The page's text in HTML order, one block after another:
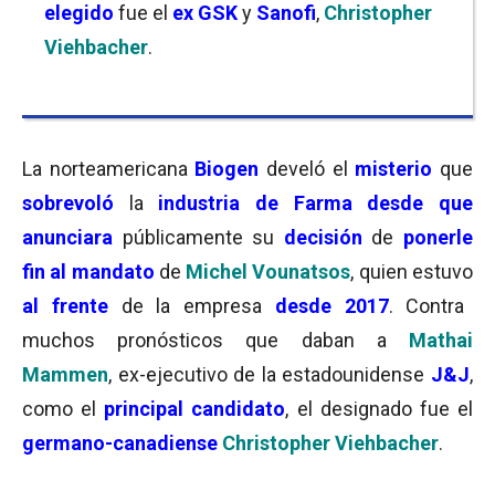
elegido fue el ex GSKy Sanofi, Christopher
Viehbacher.
La norteamericana Biogen develó el misterio que
sobrevoló
la industria de Farma
desde que
anunciara públicamente su decisión de ponerle
fin al mandato de Michel Vounatsos, quien estuvo
al frente
de la empresa desde 2017. Contra
muchos pronósticos que daban a Mathai
Mammen, ex-ejecutivo de la estadounidense J&J,
como el
principal candidato, el designado fue el
germano-canadiense Christopher Viehbacher.